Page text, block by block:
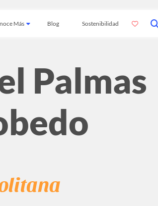
Más Blog Sostenibilidad
Palmas